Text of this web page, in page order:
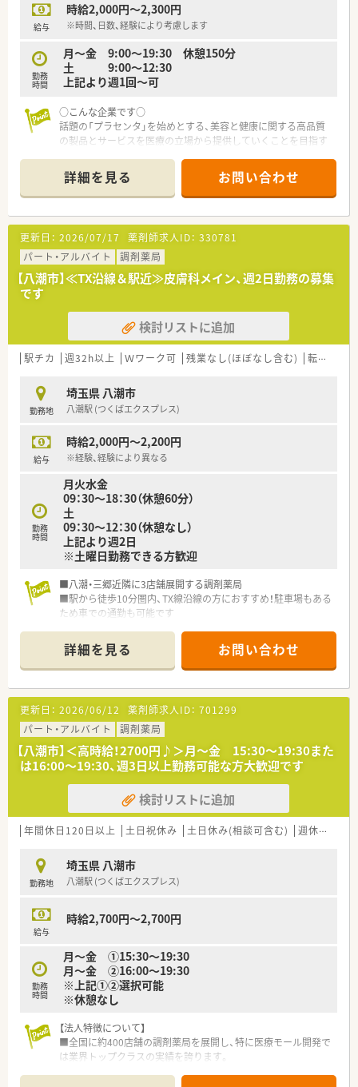
ます。
■新規オープンの立ち上げという貴重なフェーズに携わり、自分
たちの手で地域に愛される薬局を作っていきたい方に強くお勧
めします。
のメリハリをしっかりつけて働きたいと考えている方に最適で
す。
■大手グループの安定した福利厚生を享受しながら、地域密着型
件です。
給与
時給2,000円～2,300円
※時間、日数、経験により考慮します
勤務
時間
月～金 9:00～19:30 休憩150分
土 9:00～12:30
上記より週1回～可
○こんな企業です○
話題の「プラセンタ」を始めとする、美容と健康に関する高品質
の製品とサービスを医療の立場から提供していくことを目指す
処方箋の調剤だけでなく、一般薬のカウンセリング販売や健康相
談も行っています。
地域住民の皆様に対し、トータルヘルスケアを理想としていま
す。
詳細を見る お問い合わせ
更新日： 2026/07/17 薬剤師求人ID： 330781
パート・アルバイト
調剤薬局
【八潮市】≪TX沿線＆駅近≫皮膚科メイン、週2日勤務の募集
です
検討リストに追加
駅チカ 週32h以上 Ｗワーク可 残業なし(ほぼなし含む) 転勤なし
勤務地
埼玉県 八潮市
八潮駅 (つくばエクスプレス)
給与
時給2,000円～2,200円
※経験、経験により異なる
勤務
時間
月火水金
09：30～18：30（休憩60分）
土
09：30～12：30（休憩なし）
上記より週2日
※土曜日勤務できる方歓迎
■八潮・三郷近隣に3店舗展開する調剤薬局
■駅から徒歩10分圏内、TX線沿線の方におすすめ！駐車場もある
ため車での通勤も可能です
詳細を見る お問い合わせ
更新日： 2026/06/12 薬剤師求人ID： 701299
パート・アルバイト
調剤薬局
【八潮市】＜高時給！2700円♪＞月～金 15:30～19:30また
は16:00～19:30、週3日以上勤務可能な方大歓迎です
検討リストに追加
年間休日120日以上 土日祝休み 土日休み(相談可含む) 週休2.5日以上
勤務地
埼玉県 八潮市
八潮駅 (つくばエクスプレス)
給与
時給2,700円～2,700円
勤務
時間
月～金 ①15:30～19:30
月～金 ②16:00～19:30
※上記①②選択可能
※休憩なし
【法人特徴について】
■全国に約400店舗の調剤薬局を展開し、特に医療モール開発で
は業界トップクラスの実績を誇ります。